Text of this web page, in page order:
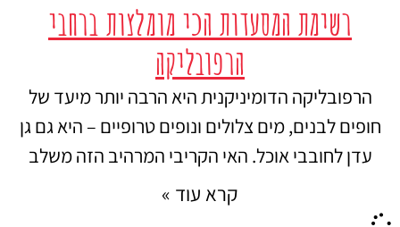
רשימת המסעדות הכי מומלצות ברחבי
הרפובליקה
הרפובליקה הדומיניקנית היא הרבה יותר מיעד של
חופים לבנים, מים צלולים ונופים טרופיים – היא גם גן
עדן לחובבי אוכל. האי הקריבי המרהיב הזה משלב
קרא עוד »